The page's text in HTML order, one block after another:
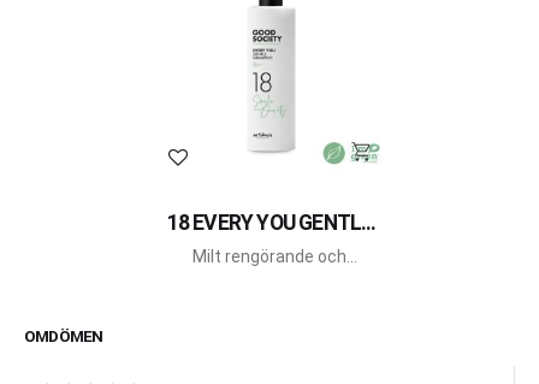
OMDÖMEN
Lägg till i favoriter
18 EVERY YOU GENTLE
SHAMPOO
Milt rengörande och